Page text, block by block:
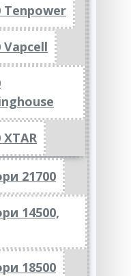
Tenpower
Vapcell
XTAR
21700
14500,
18500